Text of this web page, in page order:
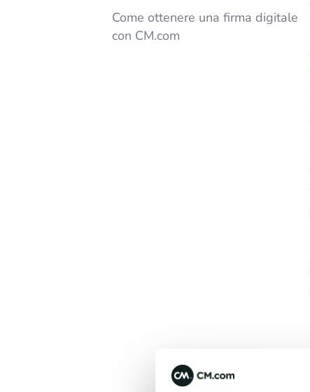
Come ottenere una firma digitale
con CM.com